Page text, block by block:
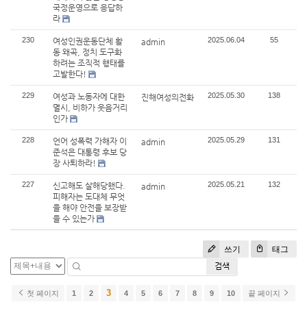
국정운영으로 응답하
라
230
여성인권운동단체 활
동 왜곡, 정치 도구화
하려는 조직적 행태를
고발한다!
admin 2025.06.04 55
229
여성과 노동자에 대한
멸시, 비하가 웃음거리
인가
진해여성의전화 2025.05.30 138
228
언어 성폭력 가해자 이
준석은 대통령 후보 당
장 사퇴하라!
admin 2025.05.29 131
227
신고해도 살해당했다.
피해자는 도대체 무엇
을 해야 안전을 보장받
을 수 있는가
admin 2025.05.21 132
쓰기 태그
검색
첫 페이지 1 2 3 4 5 6 7 8 9 10 끝 페이지